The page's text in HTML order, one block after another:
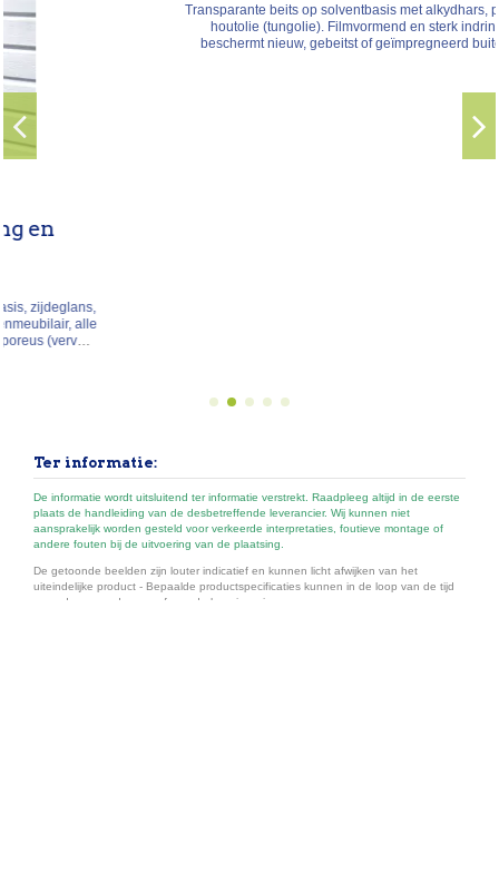
Transparante beits op solventbasis met alkydhars, pijnolie en
houtolie (tungolie). Filmvormend en sterk indringend,
beschermt nieuw, gebeitst of geïmpregneerd buitenhout.
Ter informatie:
De informatie wordt uitsluitend ter informatie verstrekt. Raadpleeg altijd in de eerste
plaats de handleiding van de desbetreffende leverancier. Wij kunnen niet
aansprakelijk worden gesteld voor verkeerde interpretaties, foutieve montage of
andere fouten bij de uitvoering van de plaatsing.
De getoonde beelden zijn louter indicatief en kunnen licht afwijken van het
uiteindelijke product - Bepaalde productspecificaties kunnen in de loop van de tijd
veranderen zonder voorafgaande kennisgeving.